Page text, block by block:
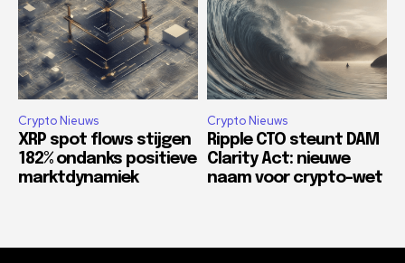
Crypto Nieuws
XRP spot flows stijgen
182% ondanks positieve
marktdynamiek
Crypto Nieuws
Ripple CTO steunt DAM
Clarity Act: nieuwe
naam voor crypto-wet